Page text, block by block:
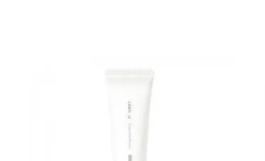
上からササッとUVカットとお直し
が同時にできるお役立ちアイテムで
す。毛穴や色ムラをカバーしながら
も、素肌のような透明美肌を叶える